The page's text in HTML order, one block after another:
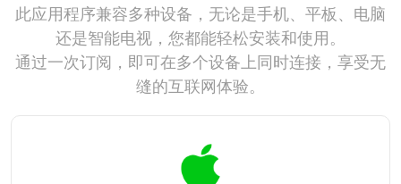
此应用程序兼容多种设备，无论是手机、平板、电脑
还是智能电视，您都能轻松安装和使用。
通过一次订阅，即可在多个设备上同时连接，享受无
缝的互联网体验。